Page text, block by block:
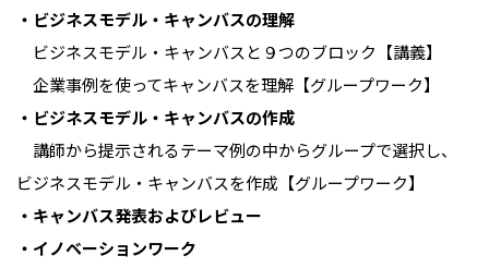
・ビジネスモデル・キャンバスの理解
ビジネスモデル・キャンバスと９つのブロック【講義】
企業事例を使ってキャンバスを理解【グループワーク】
・ビジネスモデル・キャンバスの作成
講師から提示されるテーマ例の中からグループで選択し、
ビジネスモデル・キャンバスを作成【グループワーク】
・キャンバス発表およびレビュー
・イノベーションワーク